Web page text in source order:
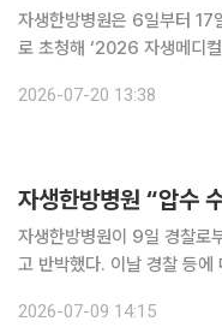
자생한방병원은 6일부터
로 초청해 ‘2026 자생메디컬
2026-07-20 13:38
자생한방병원 “압수
자생한방병원이 9일 경찰로
고 반박했다. 이날 경찰 등에 따르면 서울경찰청 광역수사단 금융범죄수사대는 이날 오전 보험사기
2026-07-09 14:15